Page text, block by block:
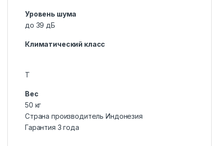
Уровень шума
до 39 дБ
Климатический класс
T
Вес
50 кг
Страна производитель Индонезия
Гарантия 3 года